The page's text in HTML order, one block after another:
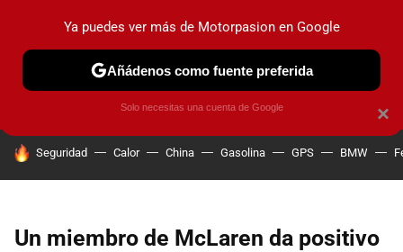
PRUEBAS COCHES ELÉCTRICOS OBSERVATORIO
HOY SE HABLA DE
Seguridad Calor China Gasolina GPS BMW
Un miembro de McLaren da positivo
×
Ya puedes ver más de Motorpasion en Google
Añádenos como fuente preferida
Solo necesitas una cuenta de Google